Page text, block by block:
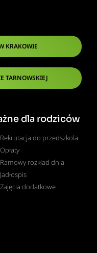
KRAKOWIE
TARNOWSKIEJ
dla rodziców
Rekrutacja do przedszkola
Opłaty
Ramowy rozkład dnia
Jadłospis
Zajęcia dodatkowe